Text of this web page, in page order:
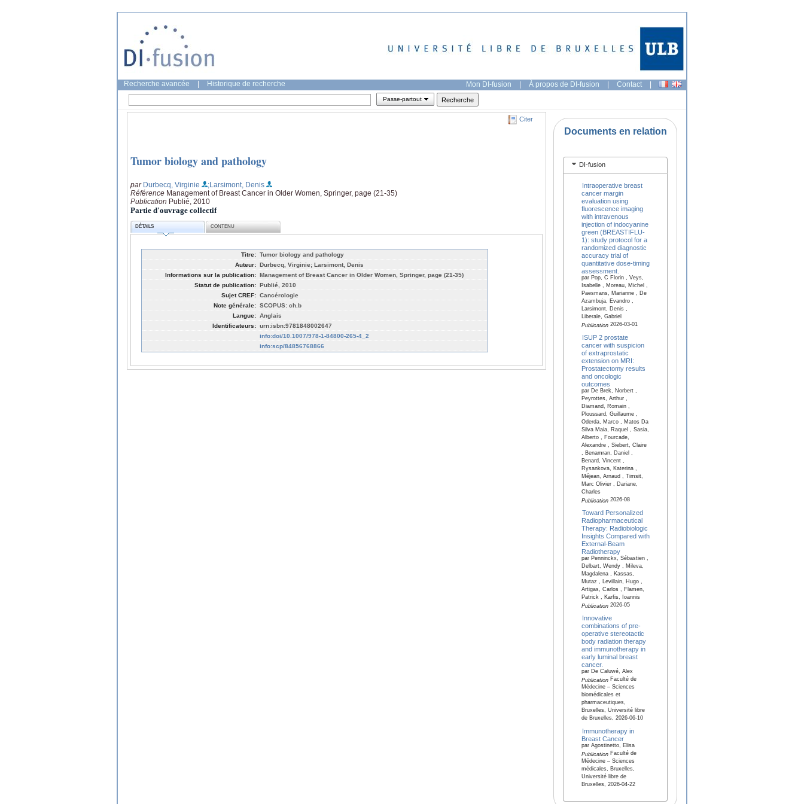
Recherche avancée Historique de recherche Mon DI-fusion | À propos de DI-fusion | Contact |
Passe-partout
Citer
Tumor biology and pathology
par Durbecq, Virginie
;Larsimont, Denis
Référence Management of Breast Cancer in Older Women, Springer, page (21-35)
Publication Publié, 2010
Partie d'ouvrage collectif
DÉTAILS CONTENU
Titre: Tumor biology and pathology
Auteur: Durbecq, Virginie; Larsimont, Denis
Informations sur la publication: Management of Breast Cancer in Older Women, Springer, page (21-35)
Statut de publication: Publié, 2010
Sujet CREF: Cancérologie
Note générale: SCOPUS: ch.b
Langue: Anglais
Identificateurs: urn:isbn:9781848002647
info:doi/10.1007/978-1-84800-265-4_2
info:scp/84856768866
Documents en relation
DI-fusion
Intraoperative breast
cancer margin
evaluation using
fluorescence imaging
with intravenous
injection of indocyanine
green (BREASTIFLU-
1): study protocol for a
randomized diagnostic
accuracy trial of
quantitative dose-timing
assessment.
par Pop, C Florin , Veys,
Isabelle , Moreau, Michel ,
Paesmans, Marianne , De
Azambuja, Evandro ,
Larsimont, Denis ,
Liberale, Gabriel
Publication2026-03-01
ISUP 2 prostate
cancer with suspicion
of extraprostatic
extension on MRI:
Prostatectomy results
and oncologic
outcomes
par De Brek, Norbert ,
Peyrottes, Arthur ,
Diamand, Romain ,
Ploussard, Guillaume ,
Oderda, Marco , Matos Da
Silva Maia, Raquel , Sasia,
Alberto , Fourcade,
Alexandre , Siebert, Claire
, Benamran, Daniel ,
Benard, Vincent ,
Rysankova, Katerina ,
Méjean, Arnaud , Timsit,
Marc Olivier , Dariane,
Charles
Publication2026-08
Toward Personalized
Radiopharmaceutical
Therapy: Radiobiologic
Insights Compared with
External-Beam
Radiotherapy
par Penninckx, Sébastien ,
Delbart, Wendy , Mileva,
Magdalena , Kassas,
Mutaz , Levillain, Hugo ,
Artigas, Carlos , Flamen,
Patrick , Karfis, Ioannis
Publication2026-05
Innovative
combinations of pre-
operative stereotactic
body radiation therapy
and immunotherapy in
early luminal breast
cancer.
par De Caluwé, Alex
PublicationFaculté de
Médecine – Sciences
biomédicales et
pharmaceutiques,
Bruxelles, Université libre
de Bruxelles, 2026-06-10
Immunotherapy in
Breast Cancer
par Agostinetto, Elisa
PublicationFaculté de
Médecine – Sciences
médicales, Bruxelles,
Université libre de
Bruxelles, 2026-04-22